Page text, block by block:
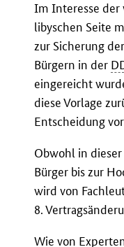
Im Interesse der
libyschen Seite
zur Sicherung
Bürgern in der
eingereicht
diese Vorlage
Entscheidung
Obwohl in
Bürger bis zur
wird von
8.
Wie von